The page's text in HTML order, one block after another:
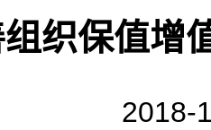
组织保值
2018-